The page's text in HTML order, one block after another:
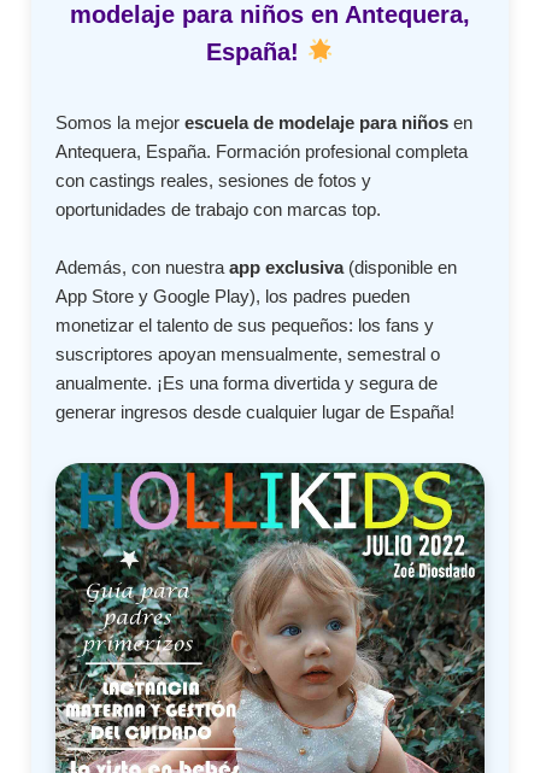
modelaje para niños en Antequera,
España!
Somos la mejorescuela de modelaje para niños en
Antequera, España. Formación profesional completa
con castings reales, sesiones de fotos y
oportunidades de trabajo con marcas top.
Además, con nuestraapp exclusiva(disponible en
App Store y Google Play), los padres pueden
monetizar el talento de sus pequeños: los fans y
suscriptores apoyan mensualmente, semestral o
anualmente. ¡Es una forma divertida y segura de
generar ingresos desde cualquier lugar de España!